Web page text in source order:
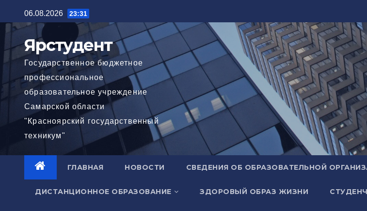
к
содержимому
06.08.2026 23:31
Ярстудент
Государственное бюджетное
профессиональное
образовательное учреждение
Самарской области
"Красноярский государственный
техникум"
ГЛАВНАЯ НОВОСТИ СВЕДЕНИЯ ОБ ОБРАЗОВАТЕЛЬНОЙ
ДИСТАНЦИОННОЕ ОБРАЗОВАНИЕ ЗДОРОВЫЙ ОБРАЗ ЖИЗНИ